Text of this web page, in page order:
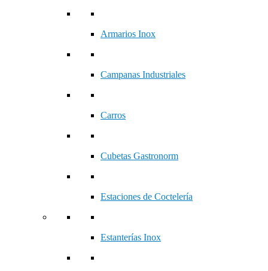
Armarios Inox
Campanas Industriales
Carros
Cubetas Gastronorm
Estaciones de Coctelería
Estanterías Inox